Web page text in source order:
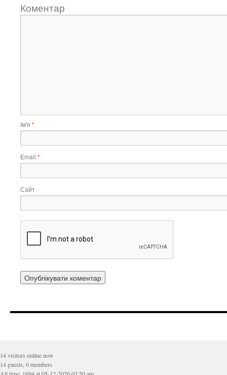
Коментар
Ім'я *
Email *
Сайт
14 visitors online now
14 guests, 0 members